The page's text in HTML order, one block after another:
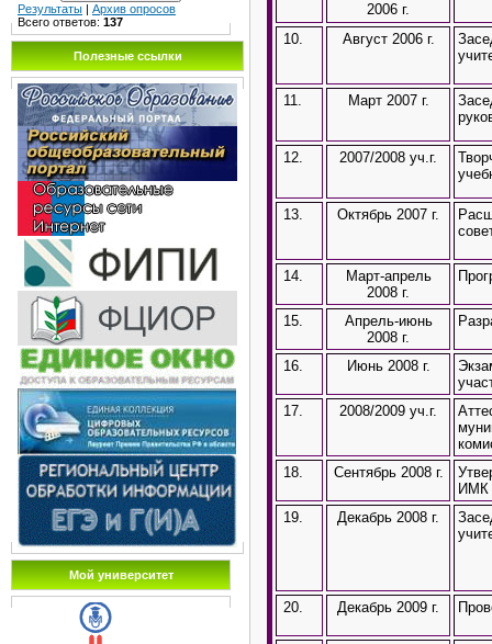
Результаты | Архив опросов
Всего ответов: 137
Полезные ссылки
Мой университет
2006 г.
10. Август 2006 г.
11. Март 2007 г.
12. 2007/2008 уч.г.
13. Октябрь 2007 г.
14.
Март-апрель
2008 г.
15.
Апрель-июнь
2008 г.
16. Июнь 2008 г.
17.
2008/2009 уч.г.
18.
Сентябрь 2008 г.
ИМК
19.
Декабрь 2008 г.
20. Декабрь 2009 г.